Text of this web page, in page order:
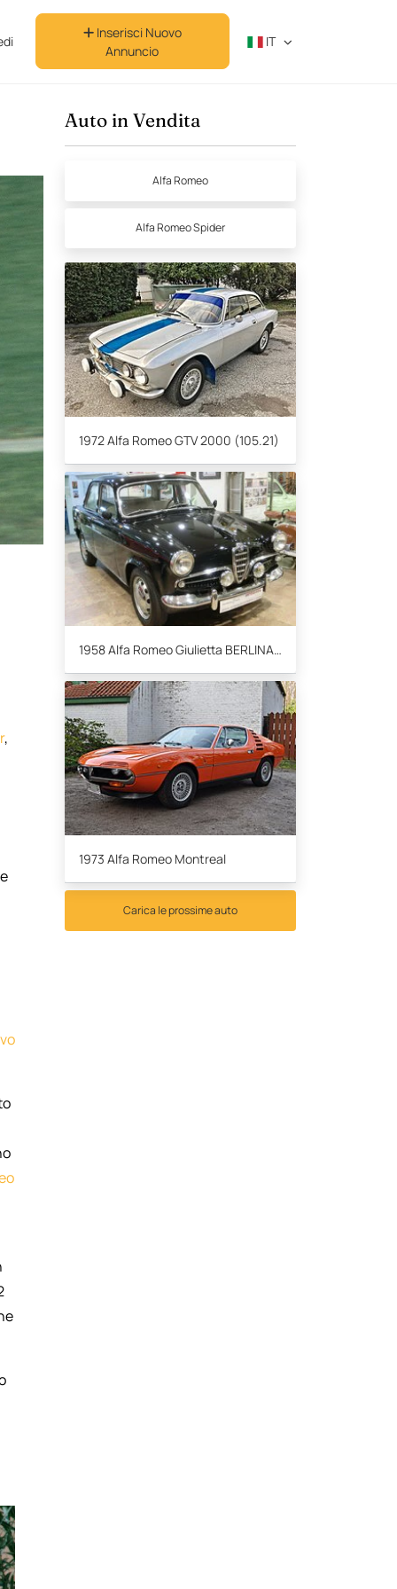
Inserisci Nuovo
Annuncio
IT
,
Auto in Vendita
Alfa Romeo
Alfa Romeo Spider
1972 Alfa Romeo GTV 2000 (105.21)
1958 Alfa Romeo Giulietta BERLINA 1300
1973 Alfa Romeo Montreal
Carica le prossime auto